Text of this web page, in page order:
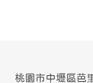
桃園市中壢區芭